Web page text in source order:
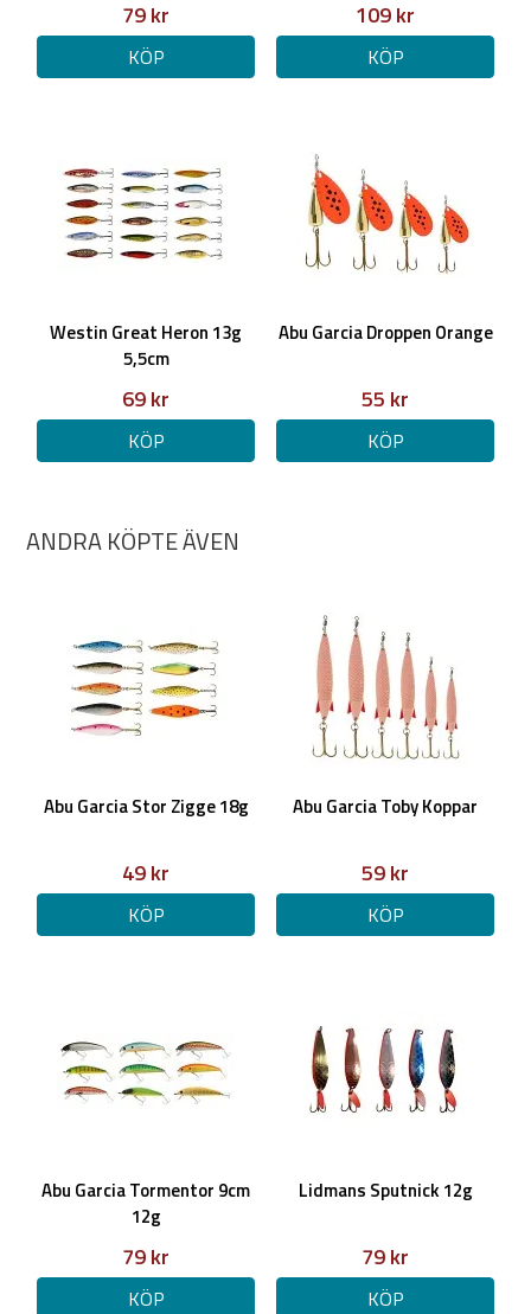
79 kr
KÖP
109 kr
KÖP
Westin Great Heron 13g
5,5cm
69 kr
KÖP
Abu Garcia Droppen Orange
55 kr
KÖP
ANDRA KÖPTE ÄVEN
Abu Garcia Stor Zigge 18g
49 kr
KÖP
Abu Garcia Toby Koppar
59 kr
KÖP
Abu Garcia Tormentor 9cm
12g
79 kr
KÖP
Lidmans Sputnick 12g
79 kr
KÖP